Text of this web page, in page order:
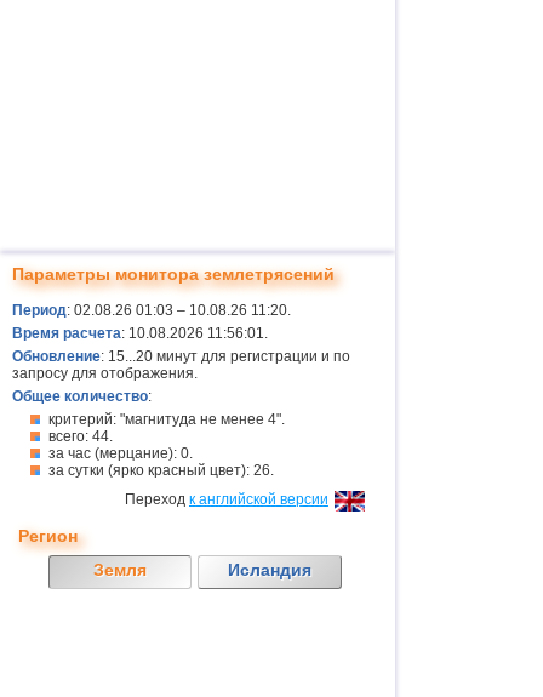
Параметры монитора землетрясений
Период: 02.08.26 01:03 – 10.08.26 11:20.
Время расчета: 10.08.2026 11:56:01.
Обновление: 15...20 минут для регистрации и по
запросу для отображения.
Общее количество:
критерий: "магнитуда не менее 4".
всего: 44.
за час (мерцание): 0.
за сутки (ярко красный цвет): 26.
Переход к английской версии
Регион
Земля
Исландия